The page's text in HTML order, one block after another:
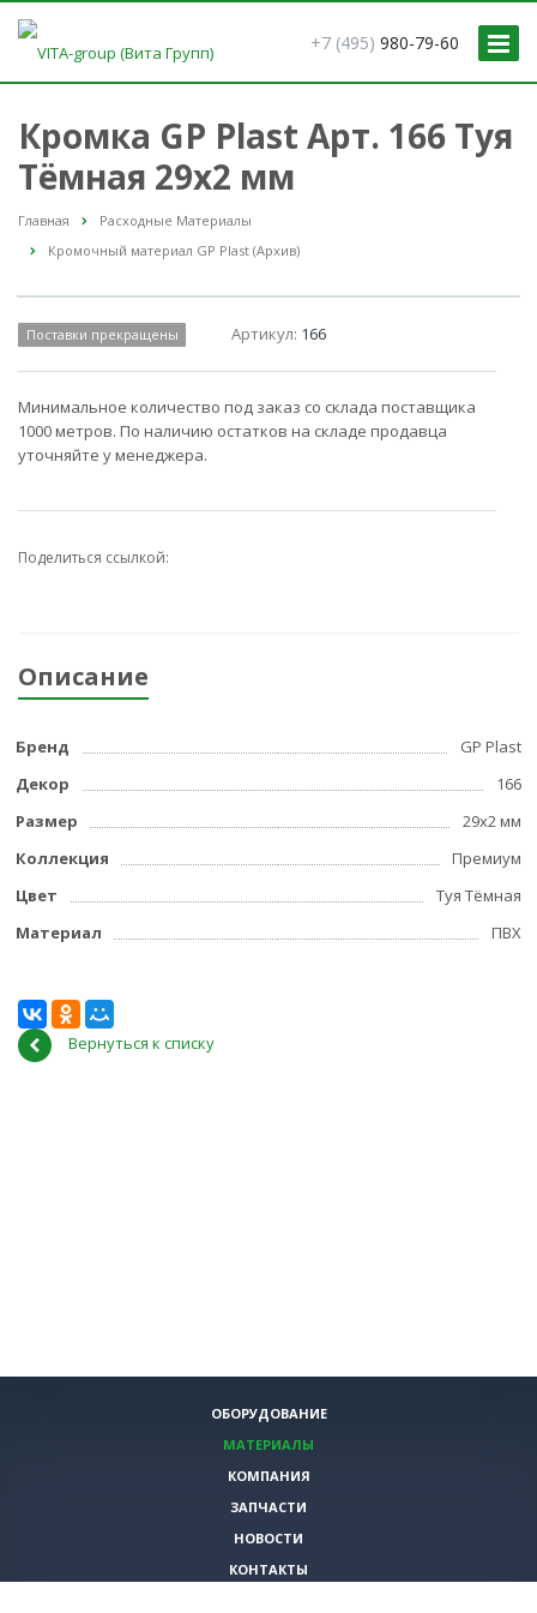
+7 (495) 980-79-60
Кромка GP Plast Арт. 166 Туя
Тёмная 29x2 мм
Главная
Расходные Материалы
Кромочный материал GP Plast (Архив)
Поставки прекращены Артикул: 166
Минимальное количество под заказ со склада поставщика
1000 метров. По наличию остатков на складе продавца
уточняйте у менеджера.
Поделиться ссылкой:
Описание
Бренд
GP Plast
Декор
166
Размер
29x2 мм
Коллекция
Премиум
Цвет
Туя Тёмная
Материал
ПВХ
Вернуться к списку
ОБОРУДОВАНИЕ
МАТЕРИАЛЫ
КОМПАНИЯ
ЗАПЧАСТИ
НОВОСТИ
КОНТАКТЫ